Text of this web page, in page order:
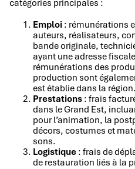
catégories principales :
Emploi : rémunérations
auteurs, réalisateurs,
bande originale,
ayant une adresse
rémunérations des
production sont
est établie dans la région.
Prestations : frais
dans le Grand Est,
pour l’animation, la
décors, costumes et
sons.
Logistique : frais de
de restauration liés à la